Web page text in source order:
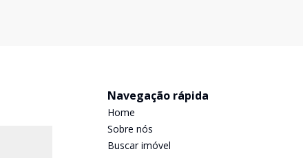
Navegação rápida
Home
Sobre nós
Buscar imóvel